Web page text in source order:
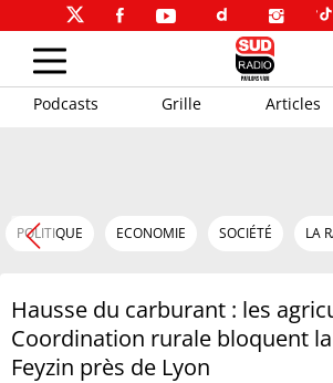
Podcasts Grille Articles
POLITIQUE ECONOMIE SOCIÉTÉ LA
Hausse du carburant : les
Coordination rurale bloquent
Feyzin près de Lyon